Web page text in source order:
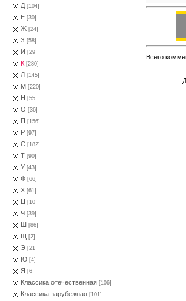
Д [104]
Е [30]
Ж [24]
З [58]
И [29]
К [280]
Л [145]
М [220]
Н [55]
О [36]
П [156]
Р [97]
С [182]
Т [90]
У [43]
Ф [66]
Х [61]
Ц [10]
Ч [39]
Ш [86]
Щ [2]
Э [21]
Ю [4]
Я [6]
Классика отечественная [106]
Классика зарубежная [101]
Всего